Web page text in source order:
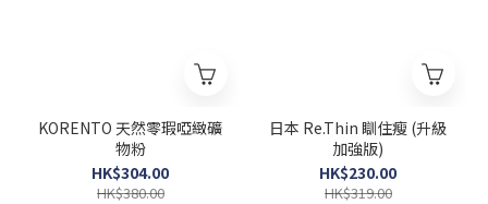
KORENTO 天然零瑕啞緻礦
物粉
HK$304.00
HK$380.00
日本 Re.Thin 瞓住瘦 (升級
加強版)
HK$230.00
HK$319.00